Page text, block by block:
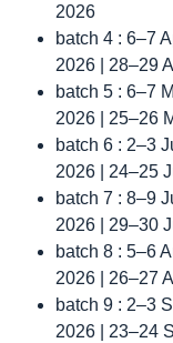
2026
batch 4 : 6–7
2026 | 28–29
batch 5 : 6–7
2026 | 25–26
batch 6 : 2–3
2026 | 24–25
batch 7 : 8–9
2026 | 29–30
batch 8 : 5–6
2026 | 26–27
batch 9 : 2–3
2026 | 23–24